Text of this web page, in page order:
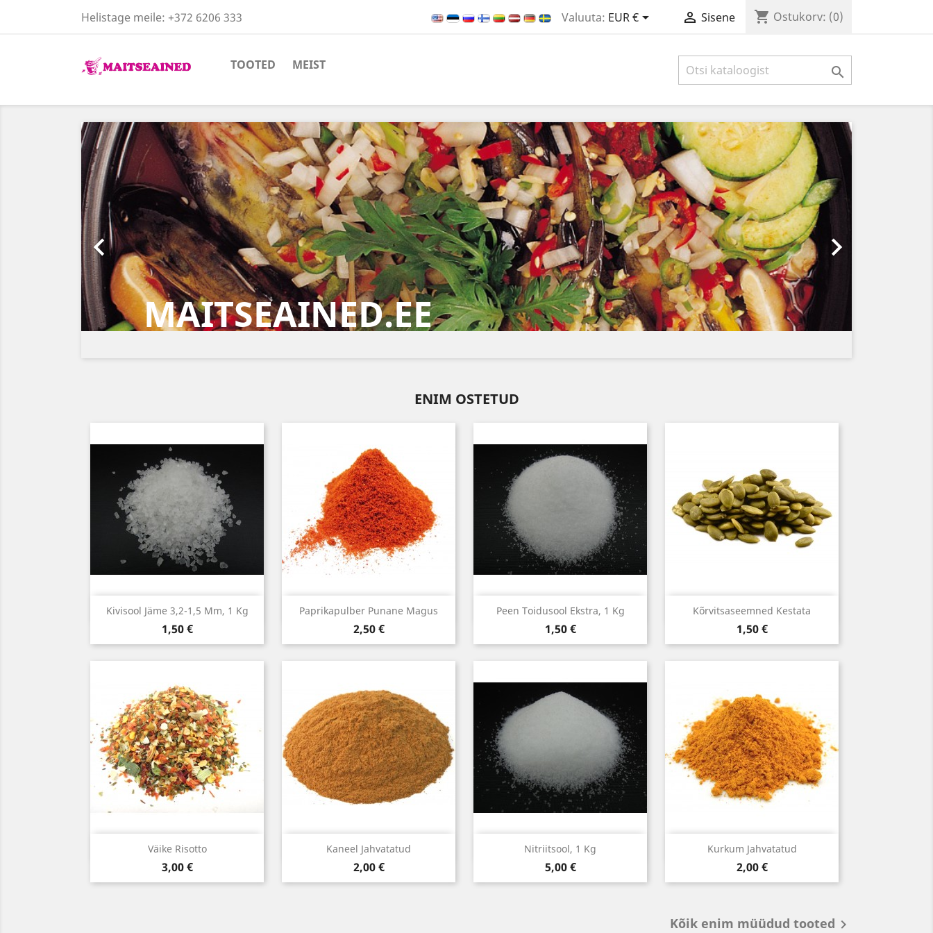
Helistage meile: +372 6206 333 Valuuta: EUR €  Sisene shopping_cart Ostukorv: (0)
TOOTED MEIST 
MAITSEAINED.EE

Eelmine

Järgmine
ENIM OSTETUD
Kivisool Jäme 3,2-1,5 Mm, 1 Kg
Hind
1,50 €
Kiirvaade Paprikapulber Punane Magus
Hind
2,50 €
Kiirvaade Peen Toidusool Ekstra, 1 Kg
Hind
1,50 €
Kiirvaade Kõrvitsaseemned Kestata
Hind
1,50 €
Kiirvaade
Väike Risotto
Hind
3,00 €
Kiirvaade Kaneel Jahvatatud
Hind
2,00 €
Kiirvaade Nitriitsool, 1 Kg
Hind
5,00 €
Kiirvaade Kurkum Jahvatatud
Hind
2,00 €
Kiirvaade
Kõik enim müüdud tooted 